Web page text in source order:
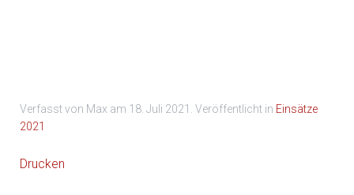
Verfasst von Max am 18. Juli 2021 . Veröffentlicht in Einsätze
2021
Drucken